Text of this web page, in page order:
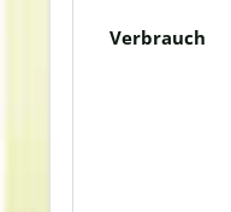
Verbrauch